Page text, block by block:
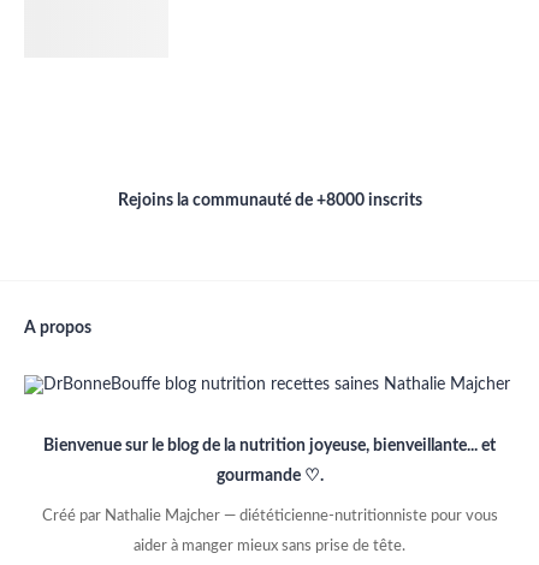
Rejoins la communauté de +8000 inscrits
A propos
Bienvenue sur le blog de la nutrition joyeuse, bienveillante... et
gourmande ♡.
Créé par Nathalie Majcher — diététicienne-nutritionniste pour vous
aider à manger mieux sans prise de tête.